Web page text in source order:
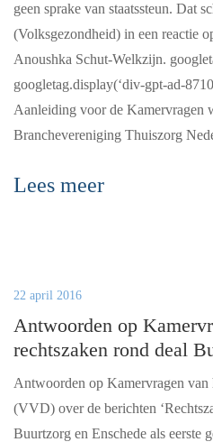
geen sprake van staatssteun. Dat
(Volksgezondheid) in een reactie
Anoushka Schut-Welkzijn.
googletag.display(‘div-gpt-ad-
Aanleiding voor de Kamervragen
Branchevereniging Thuiszorg
Lees meer
22 april 2016
Antwoorden op
rechtszaken rond deal
Antwoorden op Kamervragen
(VVD) over de berichten
Buurtzorg en Enschede als eerste